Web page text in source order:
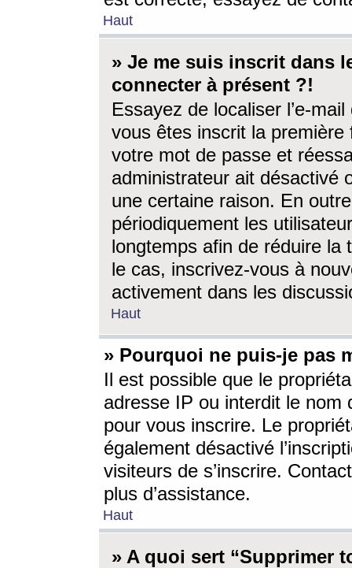
Haut
» Je me suis inscrit dans
connecter à présent ?!
Essayez de localiser l’e-
vous êtes inscrit la première
votre mot de passe et
administrateur ait désactivé
une certaine raison. En
périodiquement les
longtemps afin de réduire la
le cas, inscrivez-vous à
activement dans les
Haut
» Pourquoi ne puis-je pas
Il est possible que le
adresse IP ou interdit le nom
pour vous inscrire. Le
également désactivé
visiteurs de s’inscrire.
plus d’assistance.
Haut
» A quoi sert “Supprimer